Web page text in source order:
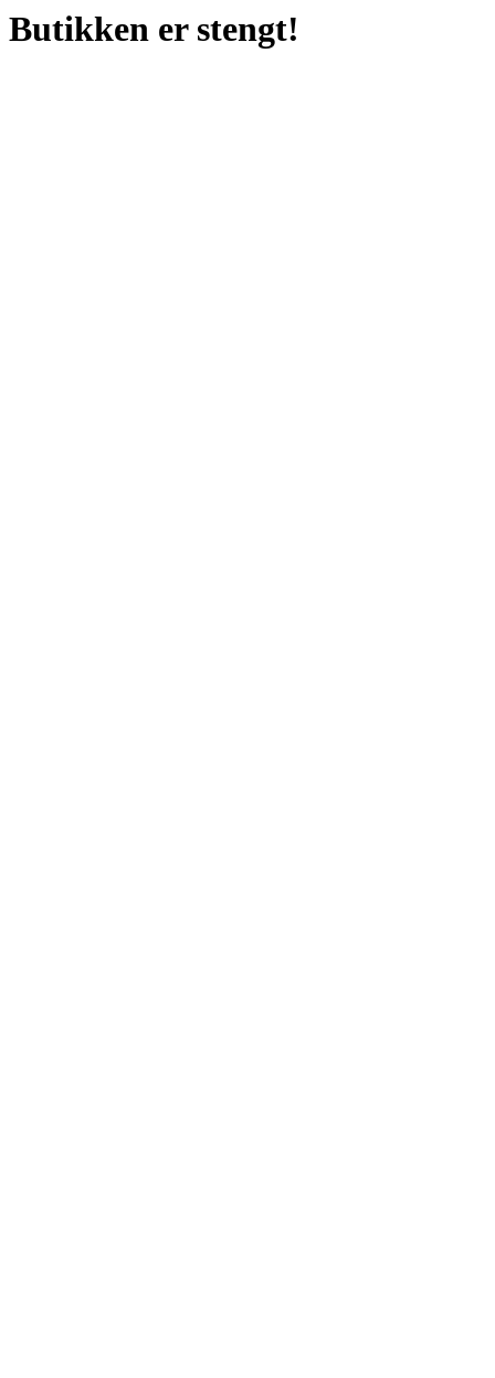
Butikken er stengt!